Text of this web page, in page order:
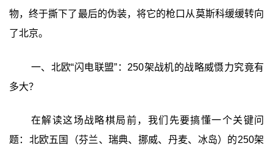
物，终于撕下了最后的伪装，将它的枪口从莫斯科缓缓转向
了北京。
一、北欧“闪电联盟”：250架战机的战略威慑力究竟有
多大？
在解读这场战略棋局前，我们先要搞懂一个关键问
题：北欧五国（芬兰、瑞典、挪威、丹麦、冰岛）的250架